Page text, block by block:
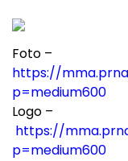
Foto –
https://
p=medium600
Logo –
https://
p=medium600